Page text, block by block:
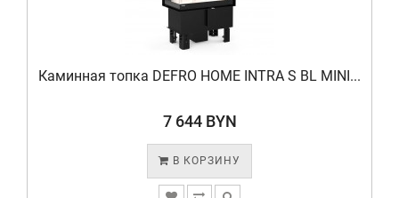
Каминная топка DEFRO HOME INTRA S BL MINI...
7 644 BYN
В КОРЗИНУ